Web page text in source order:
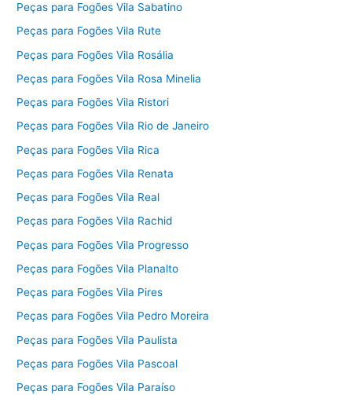
Peças para Fogões Vila Sabatino
Peças para Fogões Vila Rute
Peças para Fogões Vila Rosália
Peças para Fogões Vila Rosa Minelia
Peças para Fogões Vila Ristori
Peças para Fogões Vila Rio de Janeiro
Peças para Fogões Vila Rica
Peças para Fogões Vila Renata
Peças para Fogões Vila Real
Peças para Fogões Vila Rachid
Peças para Fogões Vila Progresso
Peças para Fogões Vila Planalto
Peças para Fogões Vila Pires
Peças para Fogões Vila Pedro Moreira
Peças para Fogões Vila Paulista
Peças para Fogões Vila Pascoal
Peças para Fogões Vila Paraíso